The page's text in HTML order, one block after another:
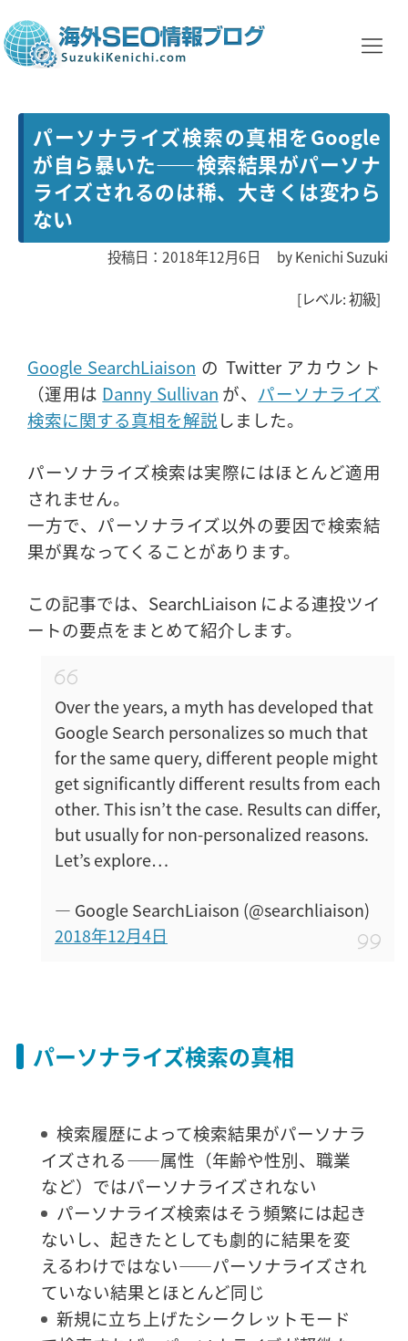
パーソナライズ検索の真相をGoogle
が自ら暴いた――検索結果がパーソナ
ライズされるのは稀、大きくは変わら
ない
投稿日：2018年12月6日 byKenichi Suzuki
[レベル: 初級]
Google SearchLiaison の Twitter アカウント
（運用は Danny Sullivan が、 パーソナライズ
検索に関する真相を解説しました。
パーソナライズ検索は実際にはほとんど適用
されません。
一方で、パーソナライズ以外の要因で検索結
果が異なってくることがあります。
この記事では、SearchLiaison による連投ツイ
ートの要点をまとめて紹介します。
Over the years, a myth has developed that
Google Search personalizes so much that
for the same query, different people might
get significantly different results from each
other. This isn’t the case. Results can differ,
but usually for non-personalized reasons.
Let’s explore…
— Google SearchLiaison (@searchliaison)
2018年12月4日
パーソナライズ検索の真相
検索履歴によって検索結果がパーソナラ
イズされる――属性（年齢や性別、職業
など）ではパーソナライズされない
パーソナライズ検索はそう頻繁には起き
ないし、起きたとしても劇的に結果を変
えるわけではない――パーソナライズされ
ていない結果とほとんど同じ
新規に立ち上げたシークレットモード